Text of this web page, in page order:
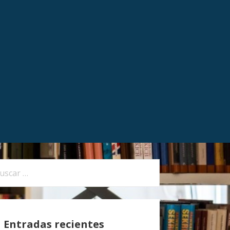
Entradas recientes